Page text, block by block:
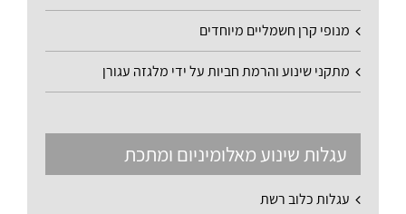
מנופי קרן חשמליים מיוחדים
מתקני שינוע והרמת חביות על ידי מלגזה עגורן
עגלות שינוע מאלומיניום ומתכת
עגלות כלוב רשת